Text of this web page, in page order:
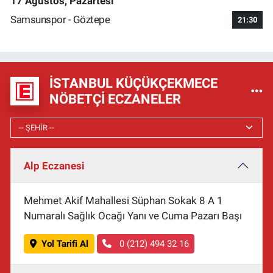
Samsunspor - Göztepe
21:30
İSTANBUL KÜÇÜKÇEKMECE
NÖBETÇI ECZANELER
Alp Eczanesi
Mehmet Akif Mahallesi Süphan Sokak 8 A 1
Numaralı Sağlık Ocağı Yanı ve Cuma Pazarı Başı
Yol Tarifi Al 0 (212) 494 32 16